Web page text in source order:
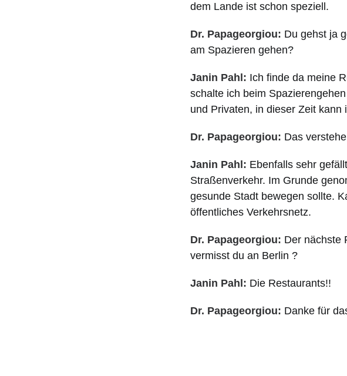
dem Lande ist schon speziell.
Dr. Papageorgiou: Du gehst ja
am Spazieren gehen?
Janin Pahl: Ich finde da meine
schalte ich beim
und Privaten, in dieser Zeit kann
Dr. Papageorgiou: Das
Janin Pahl: Ebenfalls sehr
Straßenverkehr. Im Grunde
gesunde Stadt bewegen sollte.
öffentliches Verkehrsnetz.
Dr. Papageorgiou: Der nächste
vermisst du an Berlin ?
Janin Pahl: Die Restaurants!!
Dr. Papageorgiou: Danke für